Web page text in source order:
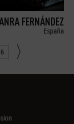
FERNÁNDEZ
España
6